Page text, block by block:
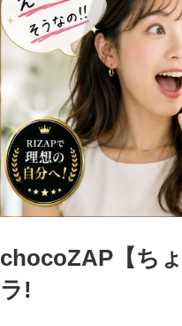
chocoZAP【ち
ラ!